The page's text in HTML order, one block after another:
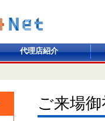
代理店紹介
ご来場御